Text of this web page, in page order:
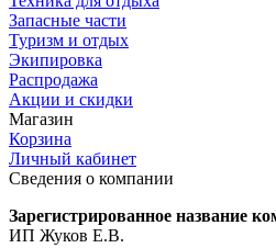
Запасные части
Туризм и отдых
Экипировка
Распродажа
Акции и скидки
Магазин
Корзина
Личный кабинет
Сведения о компании
Зарегистрированное название
ИП Жуков Е.В.